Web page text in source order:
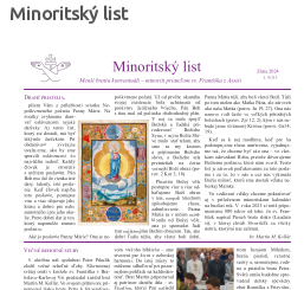
Minoritský list